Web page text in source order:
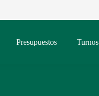
Presupuestos Turnos